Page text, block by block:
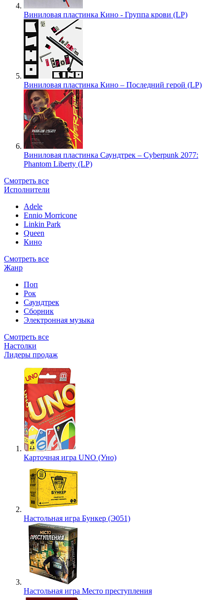
Виниловая пластинка Кино - Группа крови (LP)
Виниловая пластинка Кино – Последний герой (LP)
Виниловая пластинка Саундтрек – Cyberpunk 2077:
Phantom Liberty (LP)
Смотреть все
Исполнители
Adele
Ennio Morricone
Linkin Park
Queen
Кино
Смотреть все
Жанр
Поп
Рок
Саундтрек
Сборник
Электронная музыка
Смотреть все
Настолки
Лидеры продаж
Карточная игра UNO (Уно)
Настольная игра Бункер (Э051)
Настольная игра Место преступления